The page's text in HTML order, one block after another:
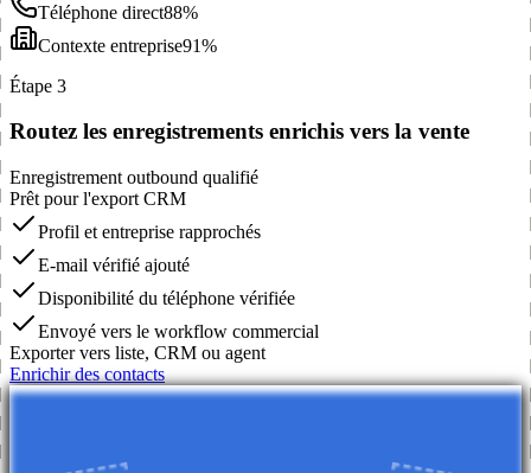
Téléphone direct88%
Contexte entreprise91%
Étape 3
Routez les enregistrements enrichis vers la vente
Enregistrement outbound qualifié
Prêt pour l'export CRM
Profil et entreprise rapprochés
E-mail vérifié ajouté
Disponibilité du téléphone vérifiée
Envoyé vers le workflow commercial
Exporter vers liste, CRM ou agent
Enrichir des contacts